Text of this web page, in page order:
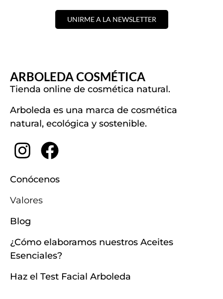
UNIRME A LA NEWSLETTER
ARBOLEDA COSMÉTICA
Tienda online de cosmética natural.
Arboleda es una marca de cosmética
natural, ecológica y sostenible.
Conócenos
Valores
Blog
¿Cómo elaboramos nuestros Aceites
Esenciales?
Haz el Test Facial Arboleda